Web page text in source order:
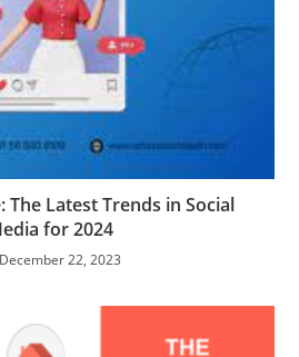
The Latest Trends in Social
for 2024
December 22, 2023